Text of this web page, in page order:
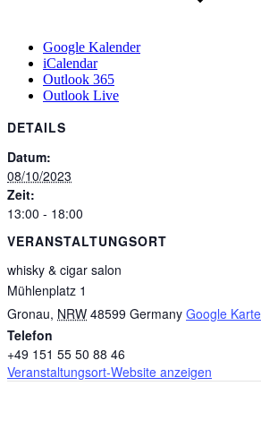
Google Kalender
iCalendar
Outlook 365
Outlook Live
DETAILS
Datum:
08/10/2023
Zeit:
13:00 - 18:00
VERANSTALTUNGSORT
whisky & cigar salon
Mühlenplatz 1
Gronau, NRW 48599 Germany Google
Telefon
+49 151 55 50 88 46
Veranstaltungsort-Website anzeigen